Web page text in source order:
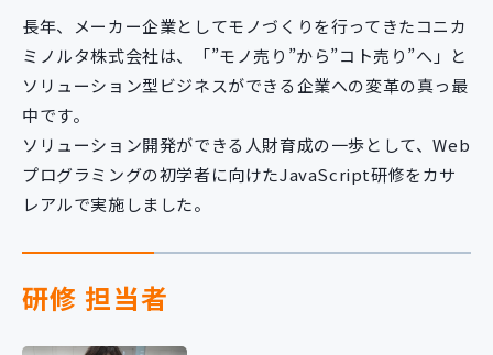
長年、メーカー企業としてモノづくりを行ってきたコニカ
ミノルタ株式会社は、「”モノ売り”から”コト売り”へ」と
ソリューション型ビジネスができる企業への変革の真っ最
中です。
ソリューション開発ができる人財育成の一歩として、Web
プログラミングの初学者に向けたJavaScript研修をカサ
レアルで実施しました。
研修 担当者